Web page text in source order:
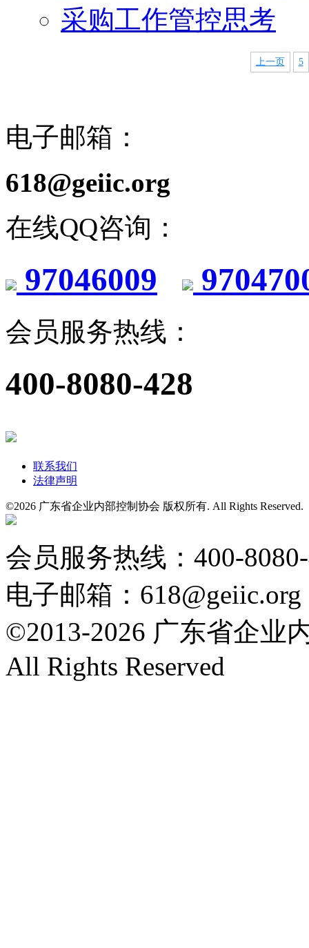
采购工作管控思考
上一页 5
电子邮箱：
618@geiic.org
在线QQ咨询：
97046009
会员服务热线：
400-8080-428
联系我们
法律声明
©2026 广东省企业内部控制协会 版权所有. All Rights
会员服务热线：400-
电子邮箱：618@geiic.org
©2013-2026 广东省企业
All Rights Reserved